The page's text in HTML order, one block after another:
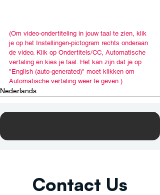
(Om video-ondertiteling in jouw taal te zien, klik
je op het Instellingen-pictogram rechts onderaan
de video. Klik op Ondertitels/CC, Automatische
vertaling en kies je taal. Het kan zijn dat je op
"English (auto-generated)" moet klikken om
Automatische vertaling weer te geven.)
Nederlands
Contact Us